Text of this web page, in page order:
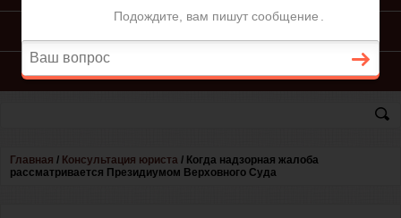
КОНСУЛЬТАЦИЯ ЮРИСТА
Главная / Консультация юриста / Когда надзорная жалоба
рассматривается Президиумом Верховного Суда